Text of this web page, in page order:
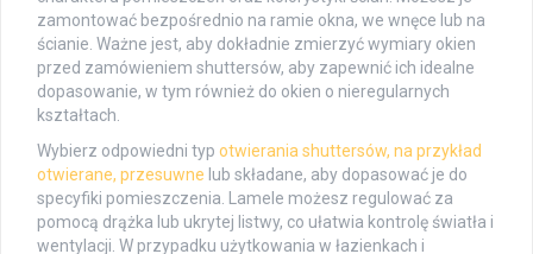
zamontować bezpośrednio na ramie okna, we wnęce lub na
ścianie. Ważne jest, aby dokładnie zmierzyć wymiary okien
przed zamówieniem shuttersów, aby zapewnić ich idealne
dopasowanie, w tym również do okien o nieregularnych
kształtach.
Wybierz odpowiedni typ otwierania shuttersów, na przykład
otwierane, przesuwne lub składane, aby dopasować je do
specyfiki pomieszczenia. Lamele możesz regulować za
pomocą drążka lub ukrytej listwy, co ułatwia kontrolę światła i
wentylacji. W przypadku użytkowania w łazienkach i